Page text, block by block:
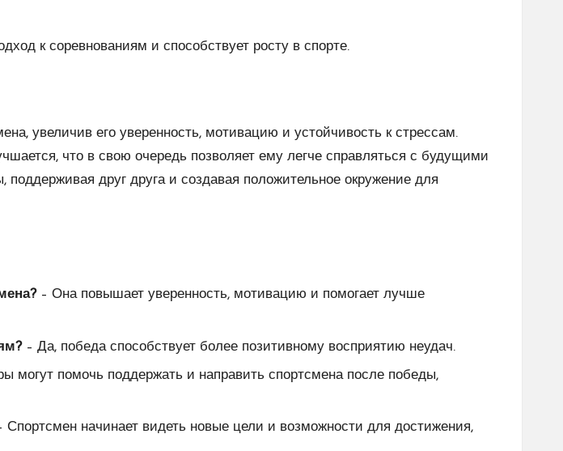
к соревнованиям и способствует росту в спорте.
увеличив его уверенность, мотивацию и устойчивость к стрессам.
что в свою очередь позволяет ему легче справляться с будущими
друг друга и создавая положительное окружение для
– Она повышает уверенность, мотивацию и помогает лучше
– Да, победа способствует более позитивному восприятию неудач.
могут помочь поддержать и направить спортсмена после победы,
Спортсмен начинает видеть новые цели и возможности для достижения,